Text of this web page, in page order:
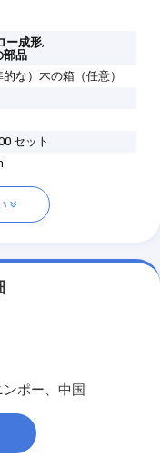
ー成形,
部品
な）木の箱（任意）
セット
ポー、中国